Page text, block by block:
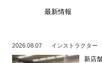
最新情報
2026.08.07 インストラクター
新店